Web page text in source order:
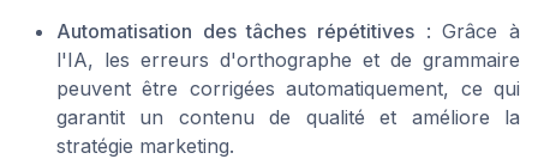
Automatisation des tâches répétitives : Grâce à
l'IA, les erreurs d'orthographe et de grammaire
peuvent être corrigées automatiquement, ce qui
garantit un contenu de qualité et améliore la
stratégie marketing.